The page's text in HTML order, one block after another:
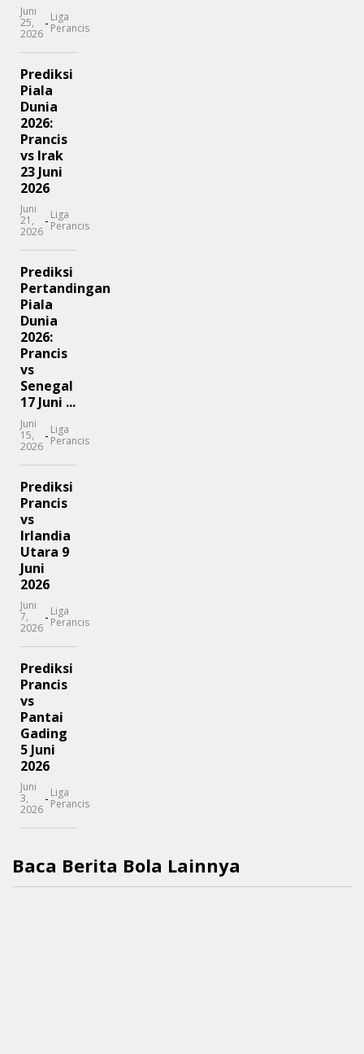
Juni
25,
2026
- Liga
Perancis
Prediksi
Piala
Dunia
2026:
Prancis
vs Irak
23 Juni
2026
Juni
21,
2026
- Liga
Perancis
Prediksi
Pertandingan
Piala
Dunia
2026:
Prancis
vs
Senegal
17 Juni ...
Juni
15,
2026
- Liga
Perancis
Prediksi
Prancis
vs
Irlandia
Utara 9
Juni
2026
Juni
7,
2026
- Liga
Perancis
Prediksi
Prancis
vs
Pantai
Gading
5 Juni
2026
Juni
3,
2026
- Liga
Perancis
Baca Berita Bola Lainnya